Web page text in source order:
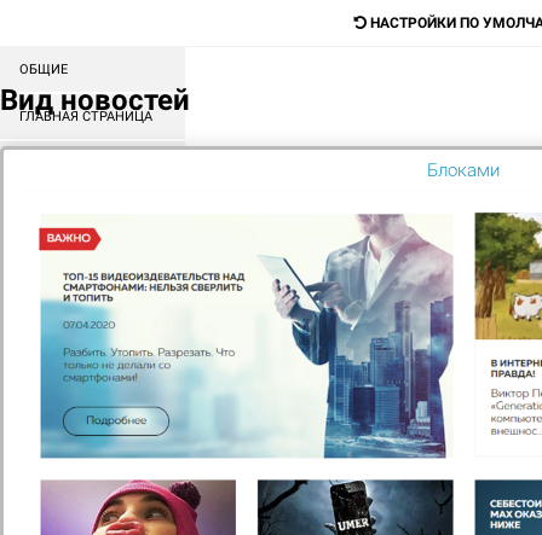
НАСТРОЙКИ ПО
ОБЩИЕ
ГЛАВНАЯ СТРАНИЦА
Вид новостей
Блоками
Поиск
ГЛАВНАЯ
КОМПАНИЯ
Компания «Dostavka.pro»является службой доставки
доставит ваш заказ. На сегодняшний день мы —
относительно молодая, но стремительно развивающаяся